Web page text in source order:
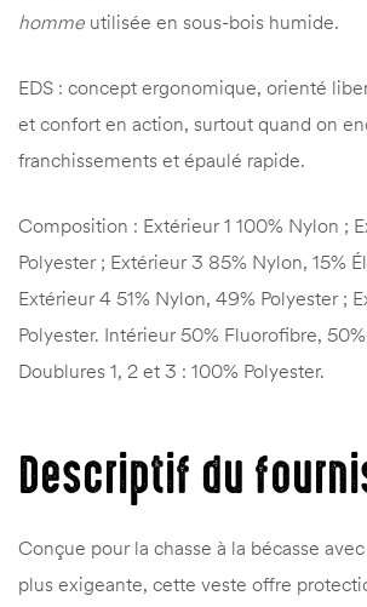
homme utilisée en sous-bois humide.
EDS : concept ergonomique, orienté
et confort en action, surtout quand on
franchissements et épaulé rapide.
Composition : Extérieur 1 100% Nylon ;
Polyester ; Extérieur 3 85% Nylon, 15%
Extérieur 4 51% Nylon, 49% Polyester ;
Polyester. Intérieur 50% Fluorofibre,
Doublures 1, 2 et 3 : 100% Polyester.
Descriptif du
Conçue pour la chasse à la bécasse avec
plus exigeante, cette veste offre